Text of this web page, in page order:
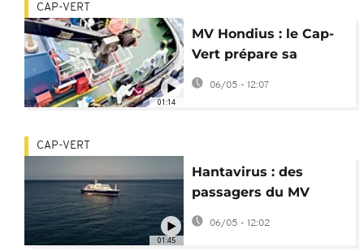
01:14
CAP-VERT
MV Hondius : le Cap-
Vert prépare sa
riposte face au
hantavirus
06/05 - 12:07
01:45
CAP-VERT
Hantavirus : des
passagers du MV
Hondius partagent
leur inquiétude
06/05 - 12:02